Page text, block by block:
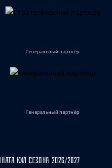
Генеральный партнёр
Генеральный партнёр
КХЛ СЕЗОНА 2026/2027